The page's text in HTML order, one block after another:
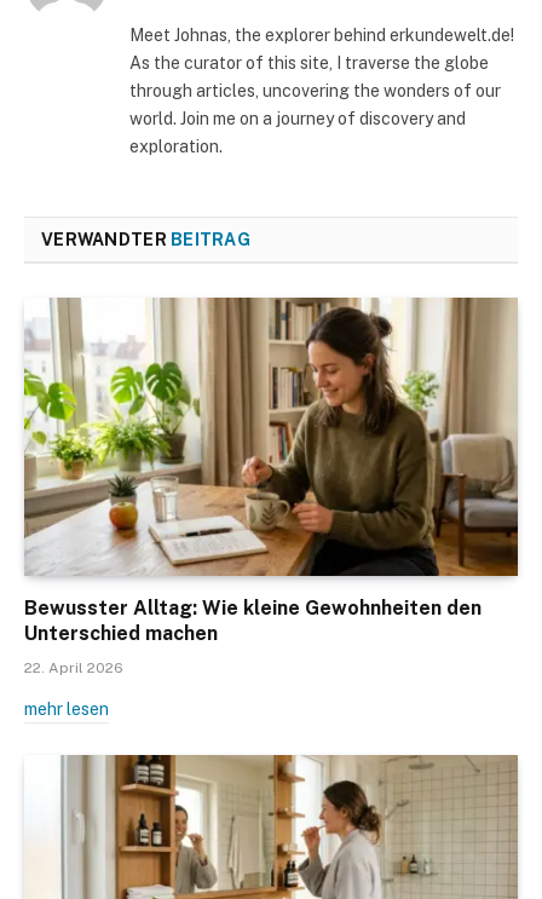
Meet Johnas, the explorer behind erkundewelt.de!
As the curator of this site, I traverse the globe
through articles, uncovering the wonders of our
world. Join me on a journey of discovery and
exploration.
VERWANDTER BEITRAG
Bewusster Alltag: Wie kleine Gewohnheiten den
Unterschied machen
22. April 2026
mehr lesen